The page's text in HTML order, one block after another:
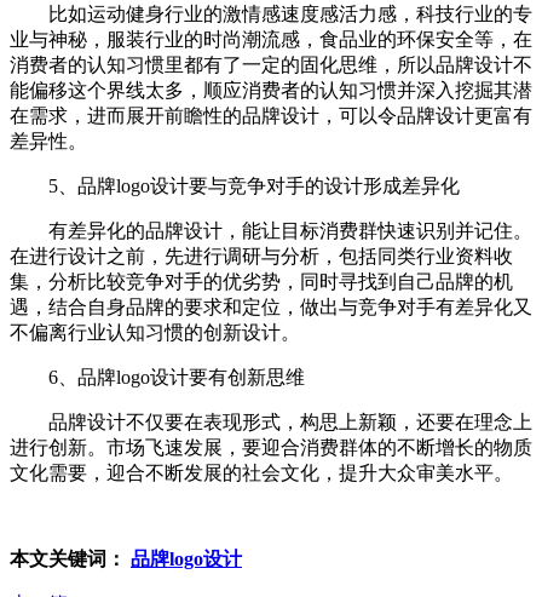
比如运动健身行业的激情感速度感活力感，科技行业的专
业与神秘，服装行业的时尚潮流感，食品业的环保安全等，在
消费者的认知习惯里都有了一定的固化思维，所以品牌设计不
能偏移这个界线太多，顺应消费者的认知习惯并深入挖掘其潜
在需求，进而展开前瞻性的品牌设计，可以令品牌设计更富有
差异性。
5、品牌logo设计要与竞争对手的设计形成差异化
有差异化的品牌设计，能让目标消费群快速识别并记住。
在进行设计之前，先进行调研与分析，包括同类行业资料收
集，分析比较竞争对手的优劣势，同时寻找到自己品牌的机
遇，结合自身品牌的要求和定位，做出与竞争对手有差异化又
不偏离行业认知习惯的创新设计。
6、品牌logo设计要有创新思维
品牌设计不仅要在表现形式，构思上新颖，还要在理念上
进行创新。市场飞速发展，要迎合消费群体的不断增长的物质
文化需要，迎合不断发展的社会文化，提升大众审美水平。
本文关键词： 品牌logo设计